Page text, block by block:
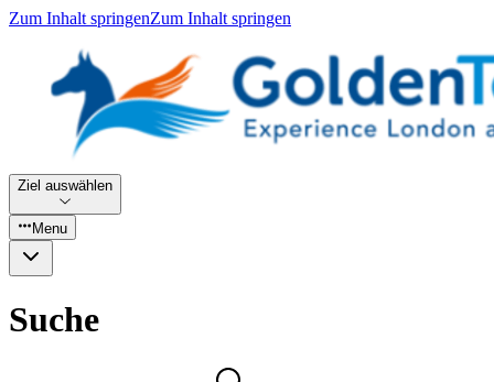
Zum Inhalt springenZum Inhalt springen
Ziel auswählen
Menu
Suche